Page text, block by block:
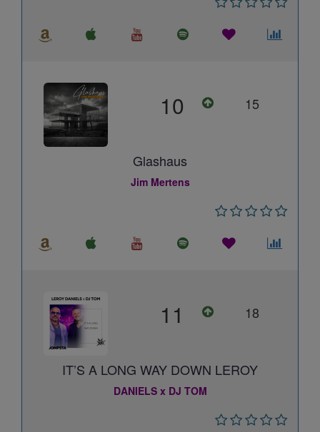
10 15
Glashaus
Jim Mertens
11 18
IT’S A LONG WAY DOWN LEROY
DANIELS x DJ TOM